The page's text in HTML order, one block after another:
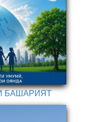
БАШАРИЯТ